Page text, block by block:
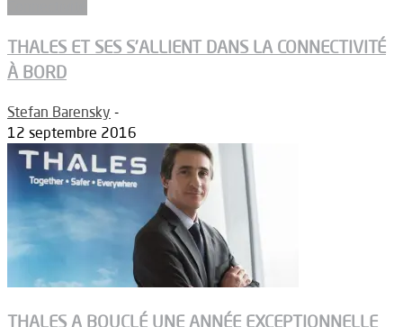
THALES ET SES S’ALLIENT DANS LA CONNECTIVITÉ
À BORD
Stefan Barensky -
12 septembre 2016
THALES A BOUCLÉ UNE ANNÉE EXCEPTIONNELLE